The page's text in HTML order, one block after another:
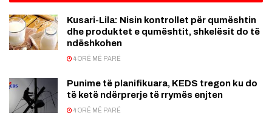
Kusari-Lila: Nisin kontrollet për qumështin
dhe produktet e qumështit, shkelësit do të
ndëshkohen
4 ORË MË PARË
Punime të planifikuara, KEDS tregon ku do
të ketë ndërprerje të rrymës enjten
4 ORË MË PARË